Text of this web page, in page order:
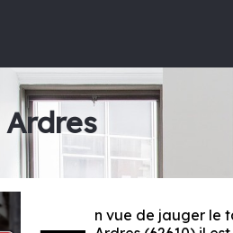
n vue de jauger le